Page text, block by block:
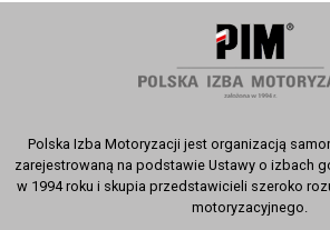
Polska Izba Motoryzacji jest organizacją
zarejestrowaną na podstawie Ustawy o izbach
w 1994 roku i skupia przedstawicieli szeroko
motoryzacyjnego.